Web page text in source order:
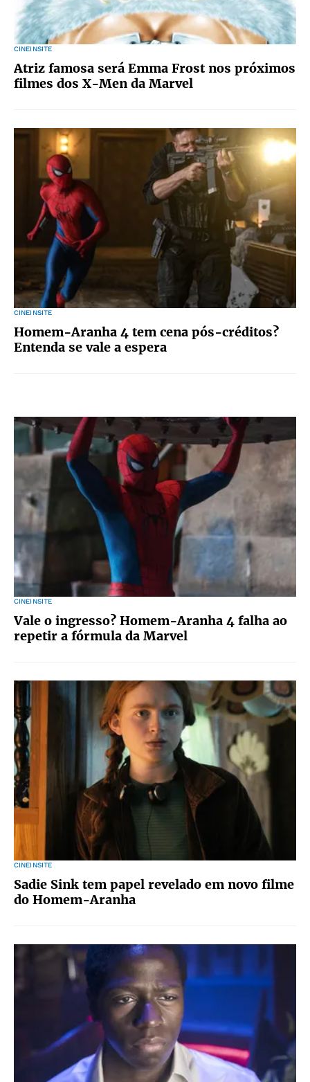
CINEINSITE
Atriz famosa será Emma Frost nos próximos
filmes dos X-Men da Marvel
CINEINSITE
Homem-Aranha 4 tem cena pós-créditos?
Entenda se vale a espera
CINEINSITE
Vale o ingresso? Homem-Aranha 4 falha ao
repetir a fórmula da Marvel
CINEINSITE
Sadie Sink tem papel revelado em novo filme
do Homem-Aranha